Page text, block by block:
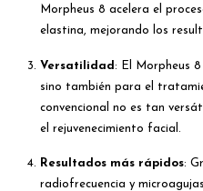
Morpheus 8 acelera el
elastina, mejorando los
Versatilidad : El Morpheus
sino también para el
convencional no es tan
el rejuvenecimiento facial.
Resultados más rápidos:
radiofrecuencia y